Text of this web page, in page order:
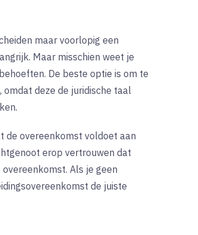
maar voorlopig een
Maar misschien weet je
De beste optie is om te
omdat deze de juridische taal
de overeenkomst voldoet aan
erop vertrouwen dat
Als je geen
de juiste